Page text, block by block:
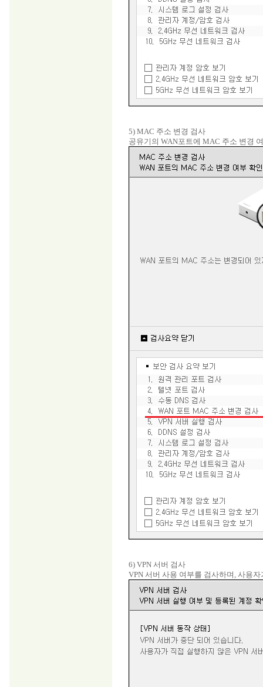
5) MAC 주소 변경 검사
공유기의 WAN포트에 MAC 주소 변경
6) VPN 서버 검사
VPN 서버 사용 여부를 검사하며, 사용